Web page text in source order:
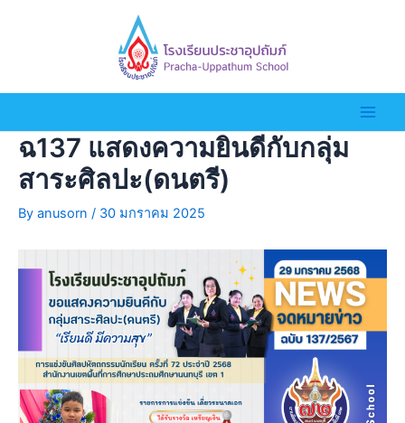
ฉ137 แสดงความยินดีกับกลุ่ม
สาระศิลปะ(ดนตรี)
By anusorn / 30 มกราคม 2025